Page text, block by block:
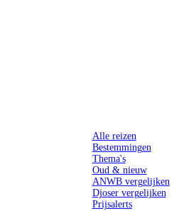
Alle reizen
Bestemmingen
Thema's
Oud & nieuw
ANWB vergelijken
Djoser vergelijken
Prijsalerts